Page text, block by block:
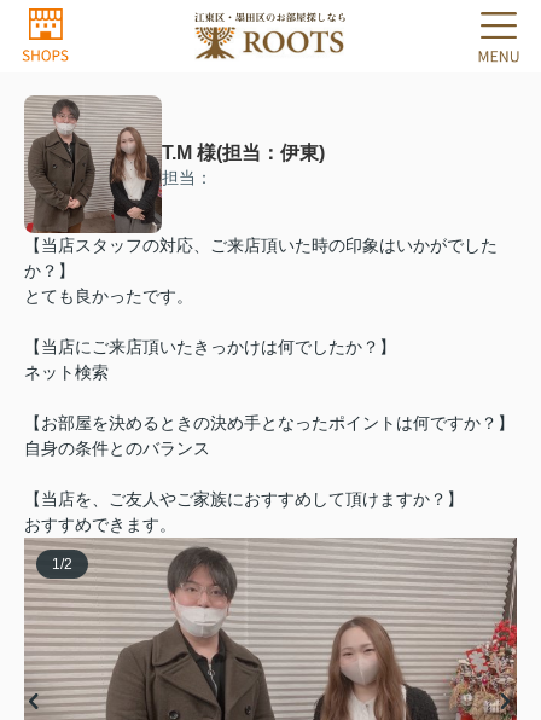
T.M 様(担当：伊東)
担当：
【当店スタッフの対応、ご来店頂いた時の印象はいかがでした
か？】
とても良かったです。
【当店にご来店頂いたきっかけは何でしたか？】
ネット検索
【お部屋を決めるときの決め手となったポイントは何ですか？】
自身の条件とのバランス
【当店を、ご友人やご家族におすすめして頂けますか？】
おすすめできます。
1/2